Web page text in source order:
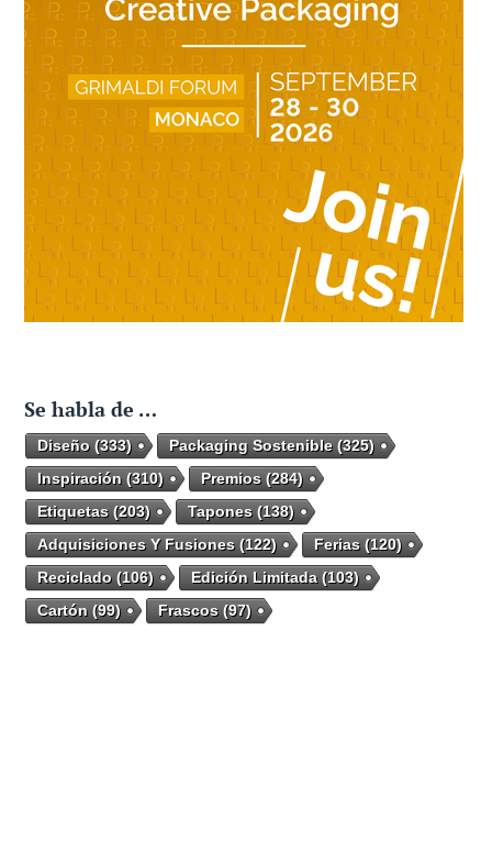
Se habla de …
Diseño (333) Packaging Sostenible(325)
Inspiración (310) Premios(284)
Etiquetas(203) Tapones(138)
Adquisiciones Y Fusiones(122) Ferias(120)
Reciclado (106) Edición Limitada (103)
Cartón (99) Frascos(97)